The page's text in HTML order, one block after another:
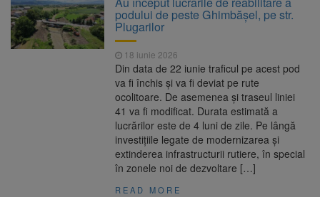
10 august 2026
Nivelul Dunării a crescut la
Cernavodă. Unitatea 2 a centralei nucleare
poate funcționa cel puțin încă nouă zile
Șapte persoane, arestate
preventiv după atacul asupra ambulanței
Încă 11,5 milioane de lei
nerambursabili pentru a păstra vie istoria
podului de peste Ghimbășel, pe str.
Plugarilor
18 iunie 2026
Din data de 22 iunie traficul pe acest pod
va fi închis și va fi deviat pe rute
ocolitoare. De asemenea și traseul liniei
41 va fi modificat. Durata estimată a
lucrărilor este de 4 luni de zile. Pe lângă
investițiile legate de modernizarea și
extinderea infrastructurii rutiere, în special
în zonele noi de dezvoltare […]
READ MORE